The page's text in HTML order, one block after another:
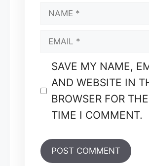
NAME
EMAIL
SAVE MY NAME,
AND WEBSITE IN
BROWSER FOR
TIME I COMMENT.